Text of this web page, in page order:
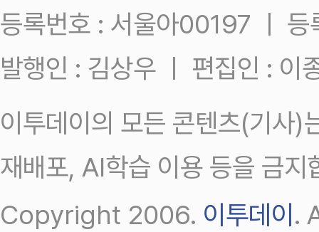
등록번호 : 서울아00197 ㅣ
발행인 : 김상우 ㅣ 편집인 : 이
이투데이의 모든 콘텐츠(기사)
재배포, AI학습 이용 등을 금지
Copyright 2006. 이투데이 .